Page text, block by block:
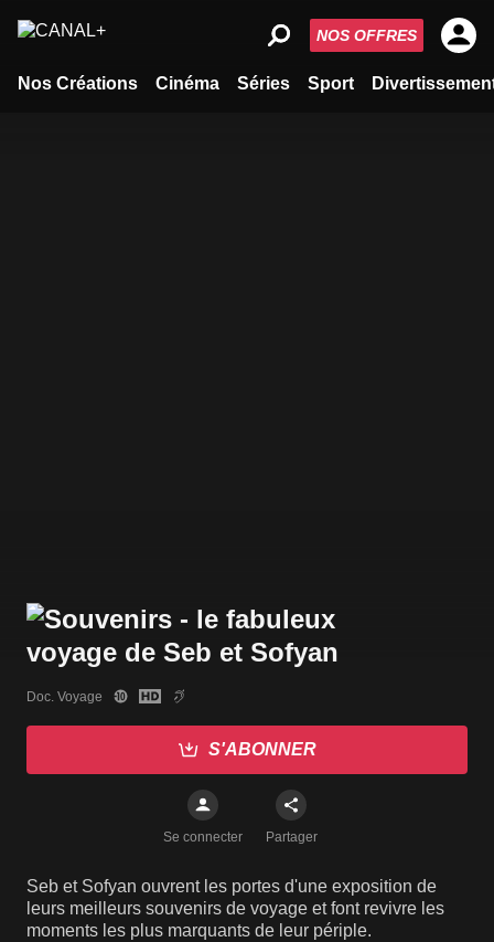
Nos Créations Cinéma Séries Sport
NOS OFFRES
Doc. Voyage
S'ABONNER
Se connecter Partager
Seb et Sofyan ouvrent les portes d'une exposition de
leurs meilleurs souvenirs de voyage et font revivre les
moments les plus marquants de leur périple.